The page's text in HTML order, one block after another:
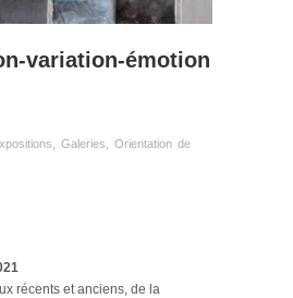
variation-émotion
Galeries
Orientation de
récents et anciens, de la